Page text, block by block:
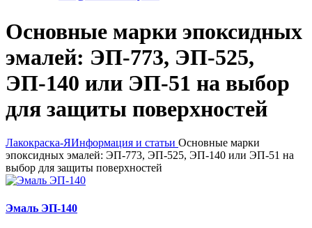
Основные марки эпоксидных
эмалей: ЭП-773, ЭП-525,
ЭП-140 или ЭП-51 на выбор
для защиты поверхностей
Лакокраска-ЯИнформация и статьи Основные марки
эпоксидных эмалей: ЭП-773, ЭП-525, ЭП-140 или ЭП-51 на
выбор для защиты поверхностей
Эмаль ЭП-140